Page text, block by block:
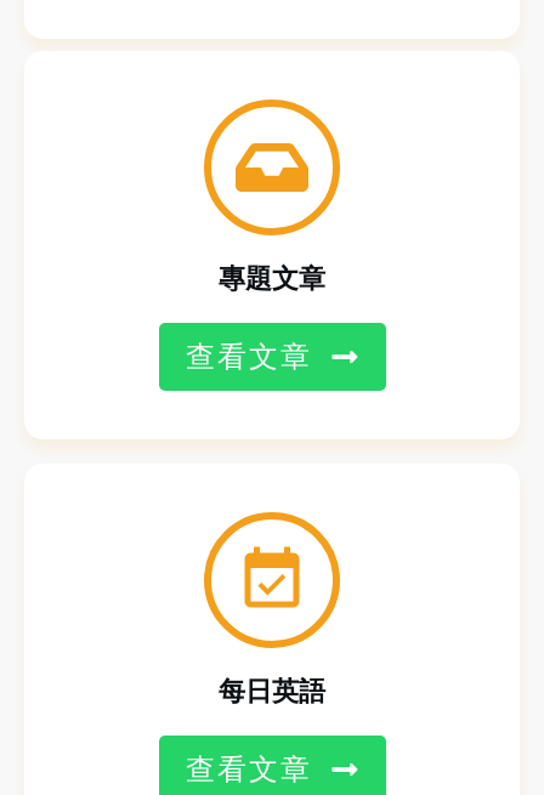
專題文章
查看文章
每日英語
查看文章